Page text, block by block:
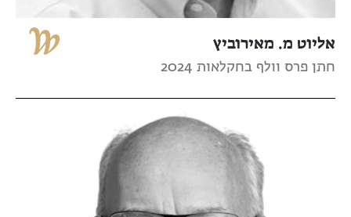
אליוט מ. מאירוביץ
חתן פרס וולף בחקלאות 2024